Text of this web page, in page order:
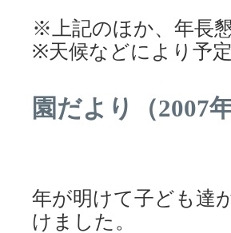
※上記のほか、年長
※天候などにより予
園だより（2007
年が明けて子ども達
けました。